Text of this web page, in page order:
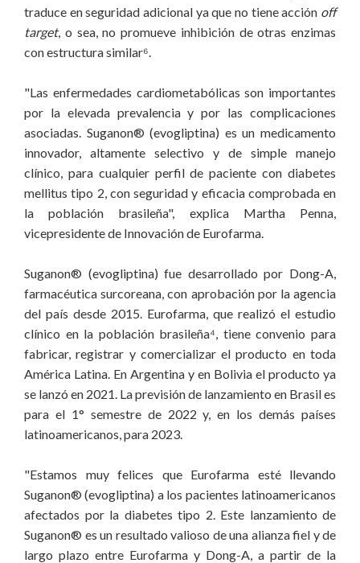
traduce en seguridad adicional ya que no tiene acción off
target, o sea, no promueve inhibición de otras enzimas
con estructura similar⁶.
"Las enfermedades cardiometabólicas son importantes
por la elevada prevalencia y por las complicaciones
asociadas. Suganon® (evogliptina) es un medicamento
innovador, altamente selectivo y de simple manejo
clínico, para cualquier perfil de paciente con diabetes
mellitus tipo 2, con seguridad y eficacia comprobada en
la población brasileña", explica Martha Penna,
vicepresidente de Innovación de Eurofarma.
Suganon® (evogliptina) fue desarrollado por Dong-A,
farmacéutica surcoreana, con aprobación por la agencia
del país desde 2015. Eurofarma, que realizó el estudio
clínico en la población brasileña⁴, tiene convenio para
fabricar, registrar y comercializar el producto en toda
América Latina. En Argentina y en Bolivia el producto ya
se lanzó en 2021. La previsión de lanzamiento en Brasil es
para el 1° semestre de 2022 y, en los demás países
latinoamericanos, para 2023.
"Estamos muy felices que Eurofarma esté llevando
Suganon® (evogliptina) a los pacientes latinoamericanos
afectados por la diabetes tipo 2. Este lanzamiento de
Suganon® es un resultado valioso de una alianza fiel y de
largo plazo entre Eurofarma y Dong-A, a partir de la